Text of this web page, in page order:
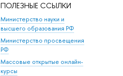
ПОЛЕЗНЫЕ ССЫЛКИ
Министерство науки и
высшего образования РФ
Министерство просвещения
РФ
Массовые открытые онлайн-
курсы